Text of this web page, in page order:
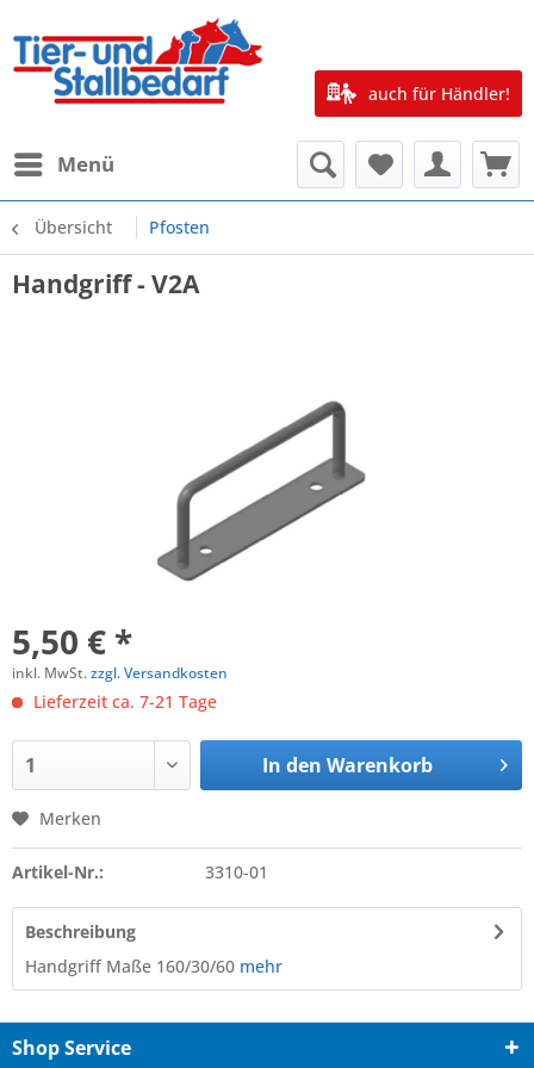
Menü
auch für Händler!
Übersicht Pfosten
Handgriff - V2A
5,50 € *
inkl. MwSt.zzgl. Versandkosten
Lieferzeit ca. 7-21 Tage
In den Warenkorb
Merken
Artikel-Nr.: 3310-01
Beschreibung
Handgriff Maße 160/30/60 mehr
Shop Service